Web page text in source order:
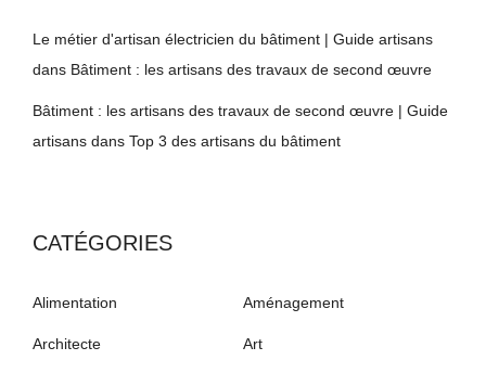
Le métier d'artisan électricien du bâtiment | Guide artisans
dans Bâtiment : les artisans des travaux de second œuvre
Bâtiment : les artisans des travaux de second œuvre | Guide
artisans dans Top 3 des artisans du bâtiment
CATÉGORIES
Alimentation Aménagement
Architecte Art